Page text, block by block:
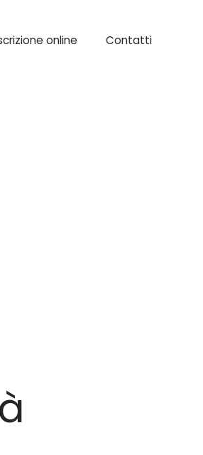
online Contatti